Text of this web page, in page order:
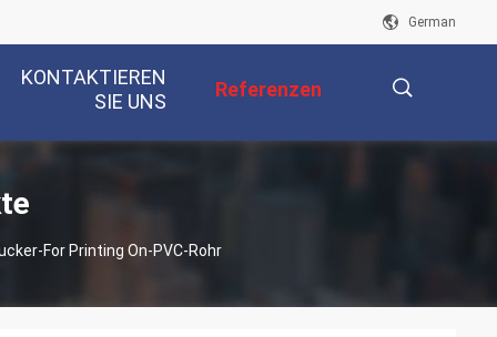
German
KONTAKTIEREN
SIE UNS
Referenzen
For Printing On-PVC-Rohr